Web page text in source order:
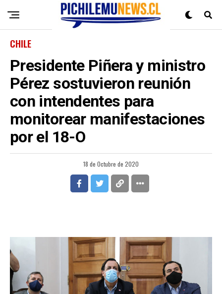
CHILE
Presidente Piñera y ministro
Pérez sostuvieron reunión
con intendentes para
monitorear manifestaciones
por el 18-O
18 de Octubre de 2020